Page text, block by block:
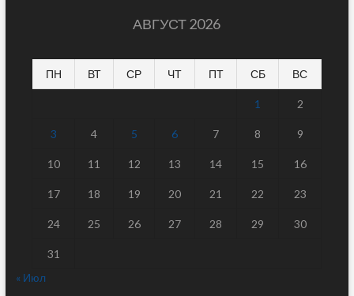
АВГУСТ 2026
ПН ВТ СР ЧТ ПТ СБ ВС
1 2
3 4 5 6 7 8 9
10 11 12 13 14 15 16
17 18 19 20 21 22 23
24 25 26 27 28 29 30
31
« Июл